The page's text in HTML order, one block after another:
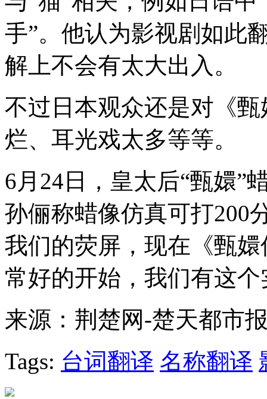
手”。他认为影视剧如此
解上不会有太大出入。
不过日本观众还是对《
烂、耳光戏太多等等。
6月24日，皇太后“甄嬛”
孙俪称蜡像仿真可打200
我们的荧屏，现在《甄
常好的开始，我们有这个
来源：荆楚网-楚天都市
Tags: 台词翻译 名称翻译